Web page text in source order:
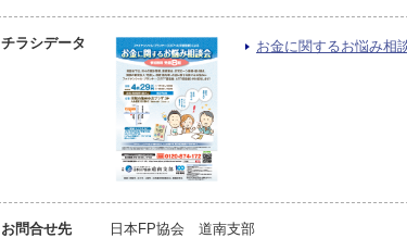
チラシデータ お金に関するお悩み相
お問合せ先
日本FP協会 道南支部